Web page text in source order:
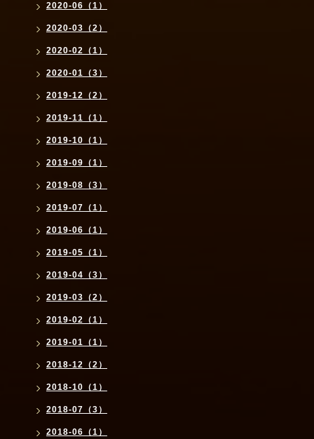
2020-06（1）
2020-03（2）
2020-02（1）
2020-01（3）
2019-12（2）
2019-11（1）
2019-10（1）
2019-09（1）
2019-08（3）
2019-07（1）
2019-06（1）
2019-05（1）
2019-04（3）
2019-03（2）
2019-02（1）
2019-01（1）
2018-12（2）
2018-10（1）
2018-07（3）
2018-06（1）